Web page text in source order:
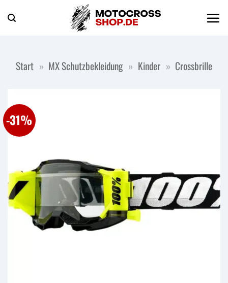
Inhalt
Start » MX Schutzbekleidung » Kinder » Crossbrille
-31%